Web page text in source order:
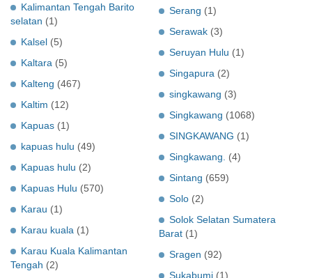
Kalimantan Tengah Barito
selatan (1)
Kalsel (5)
Kaltara (5)
Kalteng (467)
Kaltim (12)
Kapuas (1)
kapuas hulu (49)
Kapuas hulu (2)
Kapuas Hulu (570)
Karau (1)
Karau kuala (1)
Karau Kuala Kalimantan
Tengah (2)
Serang (1)
Serawak (3)
Seruyan Hulu (1)
Singapura (2)
singkawang (3)
Singkawang (1068)
SINGKAWANG (1)
Singkawang.
(4)
Sintang (659)
Solo (2)
Solok Selatan Sumatera
Barat (1)
Sragen (92)
Sukabumi (1)